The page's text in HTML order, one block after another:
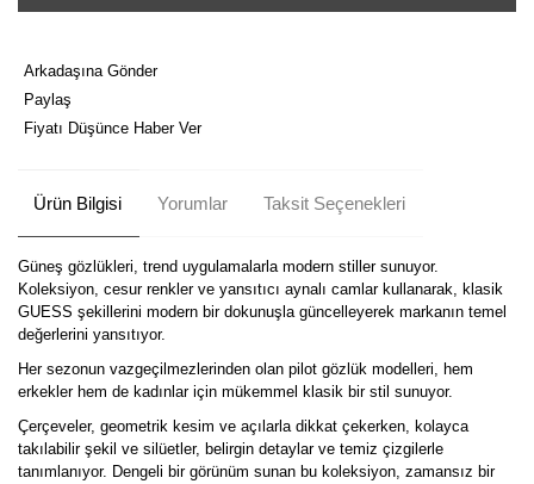
Arkadaşına Gönder
Paylaş
Fiyatı Düşünce Haber Ver
Ürün Bilgisi Yorumlar Taksit Seçenekleri
Güneş gözlükleri, trend uygulamalarla modern stiller sunuyor.
Koleksiyon, cesur renkler ve yansıtıcı aynalı camlar kullanarak, klasik
GUESS şekillerini modern bir dokunuşla güncelleyerek markanın temel
değerlerini yansıtıyor.
Her sezonun vazgeçilmezlerinden olan pilot gözlük modelleri, hem
erkekler hem de kadınlar için mükemmel klasik bir stil sunuyor.
Çerçeveler, geometrik kesim ve açılarla dikkat çekerken, kolayca
takılabilir şekil ve silüetler, belirgin detaylar ve temiz çizgilerle
tanımlanıyor. Dengeli bir görünüm sunan bu koleksiyon, zamansız bir